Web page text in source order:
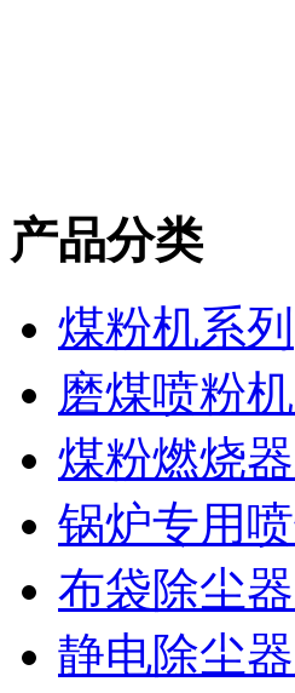
产品分类
煤粉机系列
磨煤喷粉
煤粉燃烧
锅炉专用
布袋除尘
静电除尘